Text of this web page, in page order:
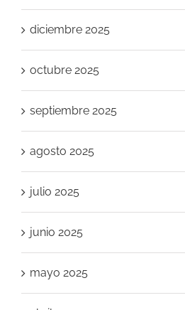
diciembre 2025
octubre 2025
septiembre 2025
agosto 2025
julio 2025
junio 2025
mayo 2025